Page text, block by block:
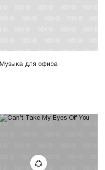
Музыка для офиса